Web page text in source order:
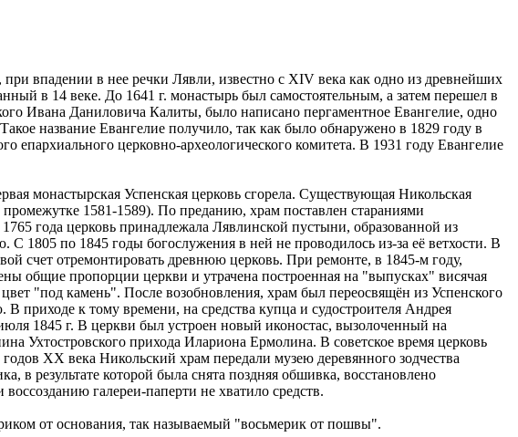
впадении в нее речки Лявли, известно с XIV века как одно из древнейших
в 14 веке. До 1641 г. монастырь был самостоятельным, а затем перешел в
Ивана Даниловича Калиты, было написано пергаментное Евангелие, одно
название Евангелие получило, так как было обнаружено в 1829 году в
церковно-археологического комитета. В 1931 году Евангелие
монастырская Успенская церковь сгорела. Существующая Никольская
промежутке 1581-1589). По преданию, храм поставлен стараниями
года церковь принадлежала Лявлинской пустыни, образованной из
1805 по 1845 годы богослужения в ней не проводилось из-за её ветхости. В
счет отремонтировать древнюю церковь. При ремонте, в 1845-м году,
общие пропорции церкви и утрачена построенная на "выпусках" висячая
"под камень". После возобновления, храм был переосвящён из Успенского
приходе к тому времени, на средства купца и судостроителя Андрея
1845 г. В церкви был устроен новый иконостас, вызолоченный на
Ухтостровского прихода Илариона Ермолина. В советское время церковь
XX века Никольский храм передали музею деревянного зодчества
в результате которой была снята поздняя обшивка, восстановлено
галереи-паперти не хватило средств.
от основания, так называемый "восьмерик от пошвы".